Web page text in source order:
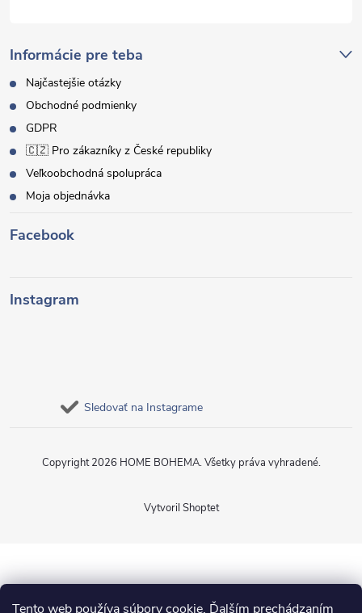
Tento web používa súbory cookie. Ďalším prechádzaním
Informácie pre teba
Najčastejšie otázky
Obchodné podmienky
GDPR
🇨🇿 Pro zákazníky z České republiky
Veľkoobchodná spolupráca
Moja objednávka
Facebook
Instagram
Sledovať na Instagrame
Vytvoril Shoptet
Copyright 2026 HOME BOHEMA. Všetky práva vyhradené.